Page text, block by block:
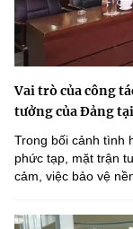
Vai trò của công
tưởng của Đảng
Trong bối cảnh tình
phức tạp, mặt trận
cảm, việc bảo vệ